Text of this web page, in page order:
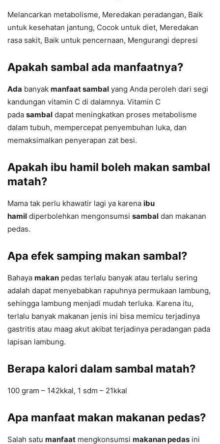
Melancarkan metabolisme, Meredakan peradangan, Baik
untuk kesehatan jantung, Cocok untuk diet, Meredakan
rasa sakit, Baik untuk pencernaan, Mengurangi depresi
Apakah sambal ada manfaatnya?
Ada banyak manfaat sambal yang Anda peroleh dari segi
kandungan vitamin C di dalamnya. Vitamin C
pada sambal dapat meningkatkan proses metabolisme
dalam tubuh, mempercepat penyembuhan luka, dan
memaksimalkan penyerapan zat besi.
Apakah ibu hamil boleh makan sambal
matah?
Mama tak perlu khawatir lagi ya karena ibu
hamil diperbolehkan mengonsumsi sambal dan makanan
pedas.
Apa efek samping makan sambal?
Bahaya makan pedas terlalu banyak atau terlalu sering
adalah dapat menyebabkan rapuhnya permukaan lambung,
sehingga lambung menjadi mudah terluka. Karena itu,
terlalu banyak makanan jenis ini bisa memicu terjadinya
gastritis atau maag akut akibat terjadinya peradangan pada
lapisan lambung.
Berapa kalori dalam sambal matah?
100 gram – 142kkal, 1 sdm – 21kkal
Apa manfaat makan makanan pedas?
Salah satu manfaat mengkonsumsi makanan pedas ini